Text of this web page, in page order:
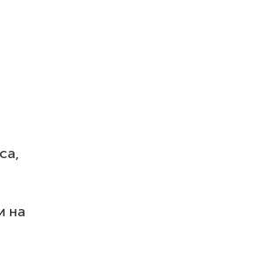
на